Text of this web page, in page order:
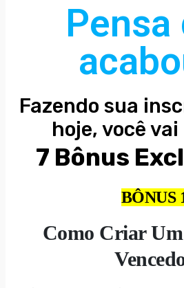
Pensa
Fazendo sua
hoje, você
7 Bônus
BÔNUS
Como Criar